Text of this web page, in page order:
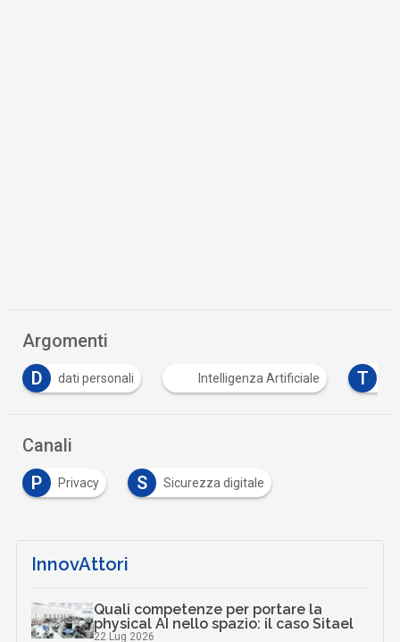
Argomenti
Intelligenza Artificiale T TikTok Tutto su
Canali
P
Privacy S Sicurezza digitale
InnovAttori
Quali competenze per portare la
physical AI nello spazio: il caso Sitael
22 Lug 2026